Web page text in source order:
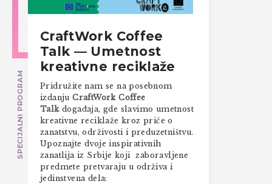
SPECIJALNI PROGRAM
CraftWork Coffee
Talk — Umetnost
kreativne reciklaže
Pridružite nam se na posebnom
izdanjuCraftWork Coffee
Talkdogađaja, gde slavimo umetnost
kreativne reciklaže kroz priče o
zanatstvu, održivosti i preduzetništvu.
Upoznajte dvoje inspirativnih
zanatlija iz Srbije koji zaboravljene
predmete pretvaraju u održiva i
jedinstvena dela: